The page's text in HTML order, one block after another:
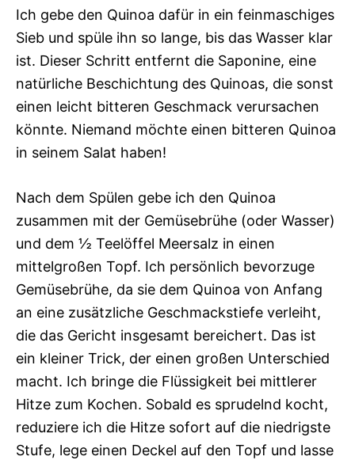
Ich gebe den Quinoa dafür in ein feinmaschiges
Sieb und spüle ihn so lange, bis das Wasser klar
ist. Dieser Schritt entfernt die Saponine, eine
natürliche Beschichtung des Quinoas, die sonst
einen leicht bitteren Geschmack verursachen
könnte. Niemand möchte einen bitteren Quinoa
in seinem Salat haben!
Nach dem Spülen gebe ich den Quinoa
zusammen mit der Gemüsebrühe (oder Wasser)
und dem ½ Teelöffel Meersalz in einen
mittelgroßen Topf. Ich persönlich bevorzuge
Gemüsebrühe, da sie dem Quinoa von Anfang
an eine zusätzliche Geschmackstiefe verleiht,
die das Gericht insgesamt bereichert. Das ist
ein kleiner Trick, der einen großen Unterschied
macht. Ich bringe die Flüssigkeit bei mittlerer
Hitze zum Kochen. Sobald es sprudelnd kocht,
reduziere ich die Hitze sofort auf die niedrigste
Stufe, lege einen Deckel auf den Topf und lasse